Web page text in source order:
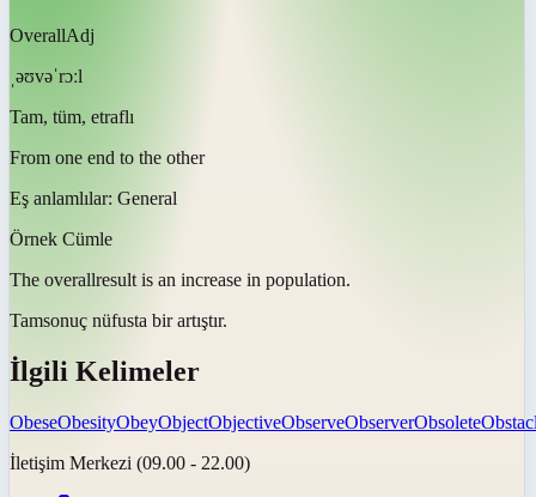
OverallAdj
ˌəʊvəˈrɔːl
Tam, tüm, etraflı
From one end to the other
Eş anlamlılar: General
Örnek Cümle
The overallresult is an increase in population.
Tamsonuç nüfusta bir artıştır.
İlgili Kelimeler
ObeseObesityObeyObjectObjectiveObserveObserverObsolete
İletişim Merkezi (09.00 - 22.00)